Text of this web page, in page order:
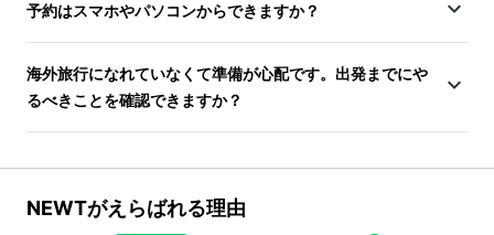
予約はスマホやパソコンからできますか？
海外旅行になれていなくて準備が心配です。出発までにや
るべきことを確認できますか？
NEWTがえらばれる理由